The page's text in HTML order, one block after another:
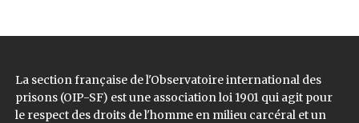
La section française de l'Observatoire international des
prisons (OIP-SF) est une association loi 1901 qui agit pour
le respect des droits de l'homme en milieu carcéral et un